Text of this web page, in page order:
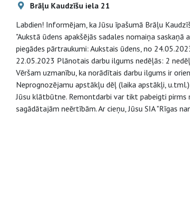
Brāļu Kaudzīšu iela 21
Labdien! Informējam, ka Jūsu īpašumā Brāļu
"Aukstā ūdens apakšējās sadales nomaiņa
piegādes pārtraukumi: Aukstais ūdens, no
22.05.2023 Plānotais darbu ilgums nedēļās: 2
Vēršam uzmanību, ka norādītais darbu ilgums ir
Neprognozējamu apstākļu dēļ (laika apstākļi,
Jūsu klātbūtne. Remontdarbi var tikt pabeigti pirms
sagādātajām neērtībām. Ar cieņu, Jūsu SIA "Rīgas